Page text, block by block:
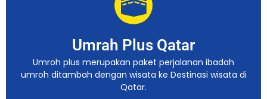
Umrah Plus Qatar
Umroh plus merupakan paket perjalanan ibadah
umroh ditambah dengan wisata ke Destinasi wisata di
Qatar.